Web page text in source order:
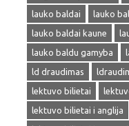
lauko baldai
lauko
lauko baldai kaune
lauko baldu gamyba
ld draudimas
lektuvo bilietai
lektuvo bilietai i anglija